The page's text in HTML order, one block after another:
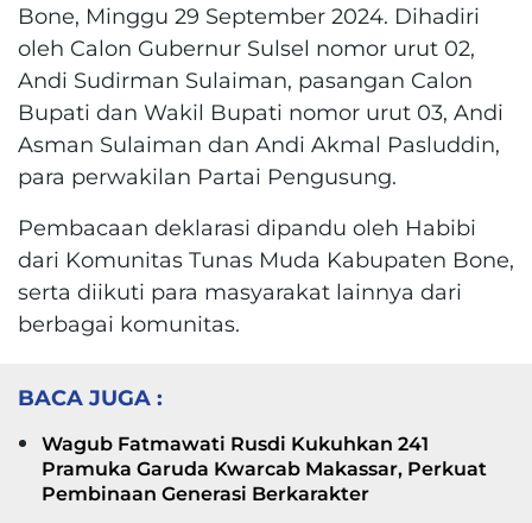
Bone, Minggu 29 September 2024. Dihadiri
oleh Calon Gubernur Sulsel nomor urut 02,
Andi Sudirman Sulaiman, pasangan Calon
Bupati dan Wakil Bupati nomor urut 03, Andi
Asman Sulaiman dan Andi Akmal Pasluddin,
para perwakilan Partai Pengusung.
Pembacaan deklarasi dipandu oleh Habibi
dari Komunitas Tunas Muda Kabupaten Bone,
serta diikuti para masyarakat lainnya dari
berbagai komunitas.
BACA JUGA :
Wagub Fatmawati Rusdi Kukuhkan 241
Pramuka Garuda Kwarcab Makassar, Perkuat
Pembinaan Generasi Berkarakter